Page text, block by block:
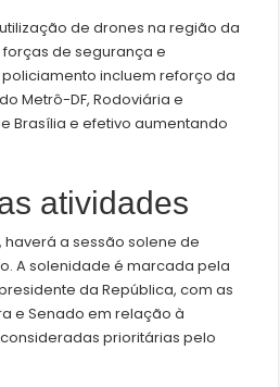
de drones na região da
de segurança e
incluem reforço da
Metrô-DF, Rodoviária e
Brasília e efetivo aumentando
atividades
haverá a sessão solene de
A solenidade é marcada pela
da República, com as
e Senado em relação à
prioritárias pelo